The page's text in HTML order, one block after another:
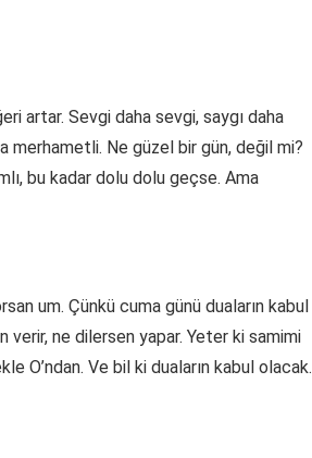
artar. Sevgi daha sevgi, saygı daha
merhametli. Ne güzel bir gün, değil mi?
bu kadar dolu dolu geçse. Ama
um. Çünkü cuma günü duaların kabul
ne dilersen yapar. Yeter ki samimi
O’ndan. Ve bil ki duaların kabul olacak.